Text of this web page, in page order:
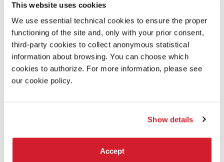
This website uses cookies
We use essential technical cookies to ensure the proper
functioning of the site and, only with your prior consent,
third-party cookies to collect anonymous statistical
information about browsing. You can choose which
cookies to authorize. For more information, please see
our cookie policy.
Show details
Accept
Sono 110 i partecipanti – tra artisti, artiste, duo, collettivi e